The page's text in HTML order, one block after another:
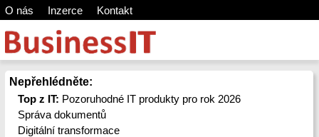
O nás Inzerce Kontakt
Nepřehlédněte:
Top z IT: Pozoruhodné IT produkty pro rok 2026
Správa dokumentů
Digitální transformace